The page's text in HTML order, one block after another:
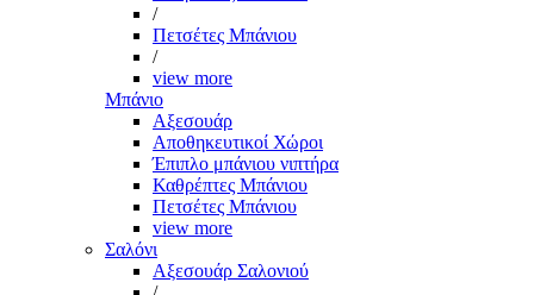
/
Πετσέτες Μπάνιου
/
view more
Μπάνιο
Αξεσουάρ
Αποθηκευτικοί Χώροι
Έπιπλο μπάνιου νιπτήρα
Καθρέπτες Μπάνιου
Πετσέτες Μπάνιου
view more
Σαλόνι
Αξεσουάρ Σαλονιού